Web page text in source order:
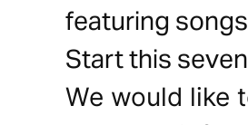
featuring
Start this
We would like